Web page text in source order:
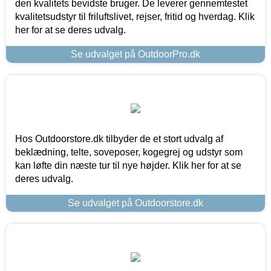
den kvalitets bevidste bruger. De leverer gennemtestet
kvalitetsudstyr til friluftslivet, rejser, fritid og hverdag. Klik
her for at se deres udvalg.
Se udvalget på OutdoorPro.dk
Hos Outdoorstore.dk tilbyder de et stort udvalg af
beklædning, telte, soveposer, kogegrej og udstyr som
kan løfte din næste tur til nye højder. Klik her for at se
deres udvalg.
Se udvalget på Outdoorstore.dk